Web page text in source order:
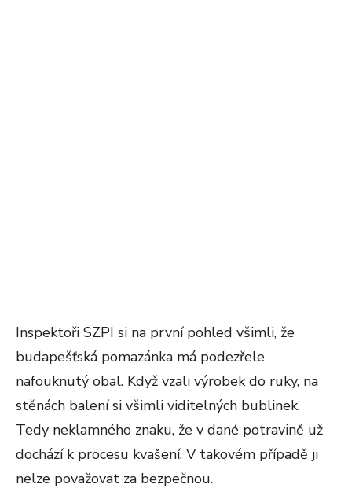
Inspektoři SZPI si na první pohled všimli, že
budapešťská pomazánka má podezřele
nafouknutý obal. Když vzali výrobek do ruky, na
stěnách balení si všimli viditelných bublinek.
Tedy neklamného znaku, že v dané potravině už
dochází k procesu kvašení. V takovém případě ji
nelze považovat za bezpečnou.